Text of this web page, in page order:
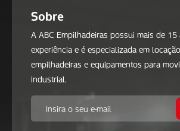
Sobre
A ABC Empilhadeiras possui mais de
experiência e é especializada em
empilhadeiras e equipamentos para
industrial.